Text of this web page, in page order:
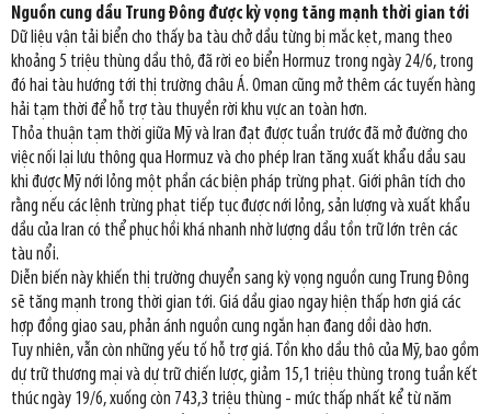
Nguồn cung dầu Trung Đông được kỳ vọng tăng mạnh thời gian tới
Dữ liệu vận tải biển cho thấy ba tàu chở dầu từng bị mắc kẹt, mang theo
khoảng 5 triệu thùng dầu thô, đã rời eo biển Hormuz trong ngày 24/6, trong
đó hai tàu hướng tới thị trường châu Á. Oman cũng mở thêm các tuyến hàng
hải tạm thời để hỗ trợ tàu thuyền rời khu vực an toàn hơn.
Thỏa thuận tạm thời giữa Mỹ và Iran đạt được tuần trước đã mở đường cho
việc nối lại lưu thông qua Hormuz và cho phép Iran tăng xuất khẩu dầu sau
khi được Mỹ nới lỏng một phần các biện pháp trừng phạt. Giới phân tích cho
rằng nếu các lệnh trừng phạt tiếp tục được nới lỏng, sản lượng và xuất khẩu
dầu của Iran có thể phục hồi khá nhanh nhờ lượng dầu tồn trữ lớn trên các
tàu nổi.
Diễn biến này khiến thị trường chuyển sang kỳ vọng nguồn cung Trung Đông
sẽ tăng mạnh trong thời gian tới. Giá dầu giao ngay hiện thấp hơn giá các
hợp đồng giao sau, phản ánh nguồn cung ngắn hạn đang dồi dào hơn.
Tuy nhiên, vẫn còn những yếu tố hỗ trợ giá. Tồn kho dầu thô của Mỹ, bao gồm
dự trữ thương mại và dự trữ chiến lược, giảm 15,1 triệu thùng trong tuần kết
thúc ngày 19/6, xuống còn 743,3 triệu thùng - mức thấp nhất kể từ năm